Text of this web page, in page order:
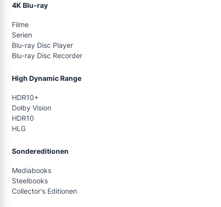
4K Blu-ray
Filme
Serien
Blu-ray Disc Player
Blu-ray Disc Recorder
High Dynamic Range
HDR10+
Dolby Vision
HDR10
HLG
Sondereditionen
Mediabooks
Steelbooks
Collector's Editionen